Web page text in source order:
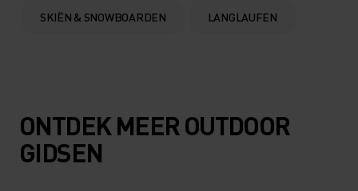
SKIËN & SNOWBOARDEN LANGLAUFEN
ONTDEK MEER OUTDOOR
GIDSEN